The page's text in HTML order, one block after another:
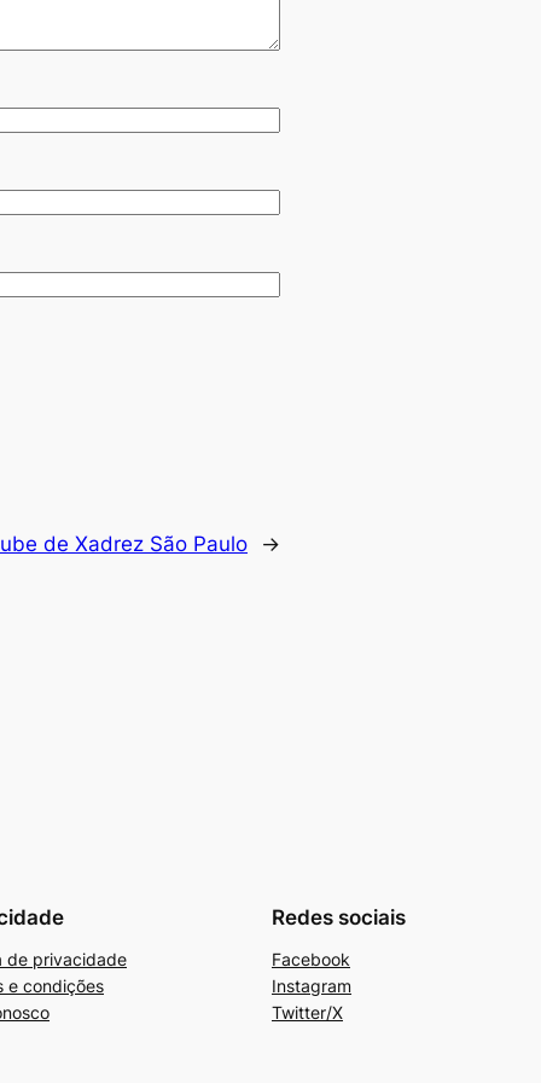
de Xadrez São Paulo →
de privacidade
e condições
Redes sociais
Facebook
Instagram
Twitter/X